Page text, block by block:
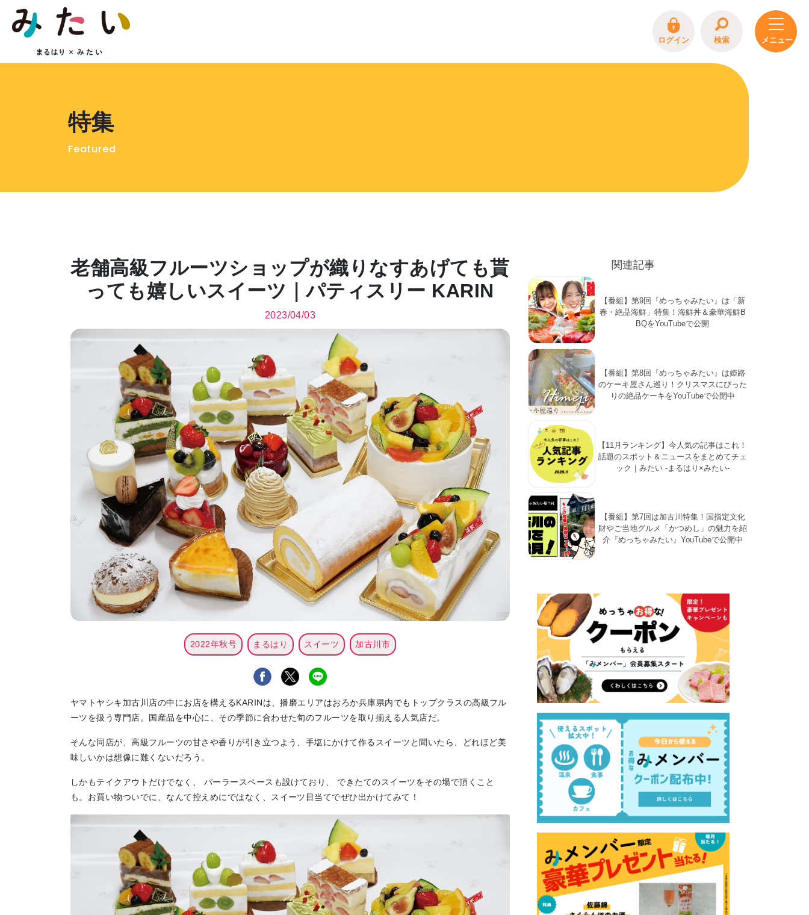
ログイン 検索
特集
Featured
老舗高級フルーツショップが織りなすあげても貰
っても嬉しいスイーツ｜パティスリー KARIN
2023/04/03
2022年秋号 まるはり スイーツ 加古川市
ヤマトヤシキ加古川店の中にお店を構えるKARINは、播磨エリアはおろか兵庫県内でもトップクラスの高級フル
ーツを扱う専門店。国産品を中心に、その季節に合わせた旬のフルーツを取り揃える人気店だ。
そんな同店が、高級フルーツの甘さや香りが引き立つよう、手塩にかけて作るスイーツと聞いたら、どれほど美
味しいかは想像に難くないだろう。
しかもテイクアウトだけでなく、 パーラースペースも設けており、 できたてのスイーツをその場で頂くこと
も。お買い物ついでに、なんて控えめにではなく、スイーツ目当てでぜひ出かけてみて！
関連記事
【番組】第9回『めっちゃみたい』は「新
春・絶品海鮮」特集！海鮮丼＆豪華海鮮B
BQをYouTubeで公開
【番組】第8回『めっちゃみたい』は姫路
のケーキ屋さん巡り！クリスマスにぴった
りの絶品ケーキをYouTubeで公開中
【11月ランキング】今人気の記事はこれ！
話題のスポット＆ニュースをまとめてチェ
ック｜みたい -まるはり×みたい-
【番組】第7回は加古川特集！国指定文化
財やご当地グルメ「かつめし」の魅力を紹
介『めっちゃみたい』YouTubeで公開中